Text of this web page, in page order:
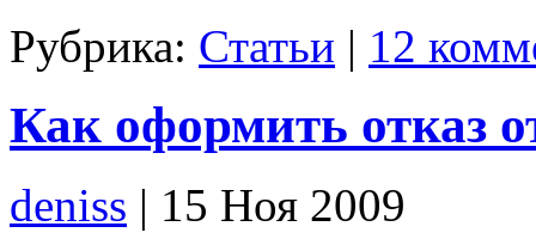
Рубрика: Статьи | 12
Как оформить отказ
deniss | 15 Ноя 2009